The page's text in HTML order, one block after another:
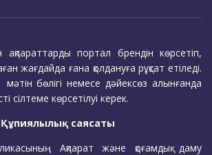
портал брендін көрсетіп,
жағдайда ғана қолдануға рұқсат етіледі.
бөлігі немесе дәйексөз алынғанда
сілтеме көрсетілуі керек.
Құпиялылық саясаты
Ақпарат және қоғамдық даму